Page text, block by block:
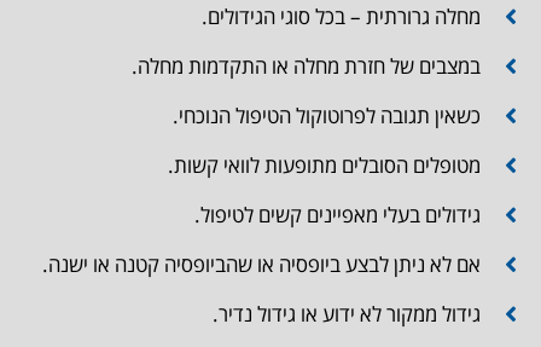
מחלה גרורתית – בכל סוגי הגידולים.
במצבים של חזרת מחלה או התקדמות מחלה.
כשאין תגובה לפרוטוקול הטיפול הנוכחי.
מטופלים הסובלים מתופעות לוואי קשות.
גידולים בעלי מאפיינים קשים לטיפול.
אם לא ניתן לבצע ביופסיה או שהביופסיה קטנה או ישנה.
גידול ממקור לא ידוע או גידול נדיר.